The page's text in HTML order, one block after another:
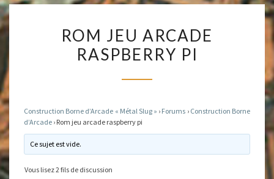
JEU
ARCADE
ROM JEU ARCADE
RASPBERRY PI
Construction Borne d’Arcade « Métal Slug » › Forums › Construction Borne
d’Arcade › Rom jeu arcade raspberry pi
Ce sujet est vide.
Vous lisez 2 fils de discussion